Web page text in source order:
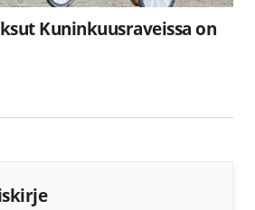
Kuninkuusraveissa on